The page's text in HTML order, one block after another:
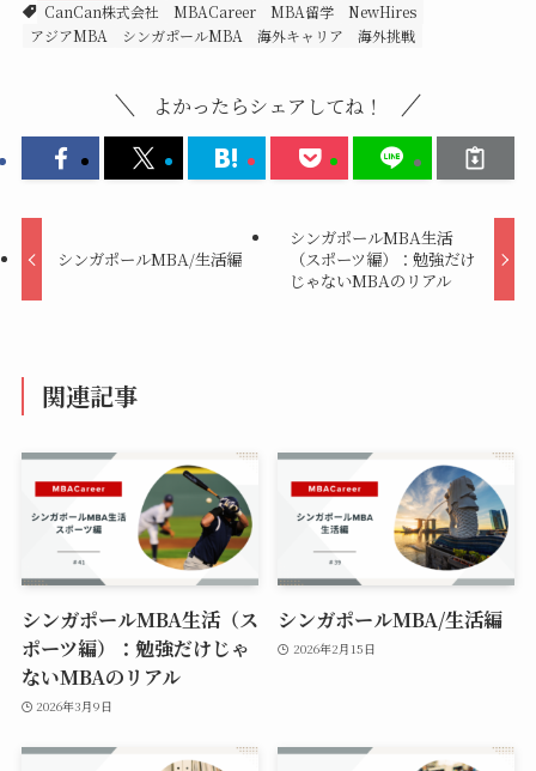
CanCan株式会社
MBACareer MBA留学
NewHires
アジアMBA
シンガポールMBA 海外キャリア 海外挑戦
よかったらシェアしてね！
シンガポールMBA/生活編
シンガポールMBA生活
（スポーツ編）：勉強だけ
じゃないMBAのリアル
関連記事
シンガポールMBA生活（ス
ポーツ編）：勉強だけじゃ
ないMBAのリアル
2026年3月9日
シンガポールMBA/生活編
2026年2月15日